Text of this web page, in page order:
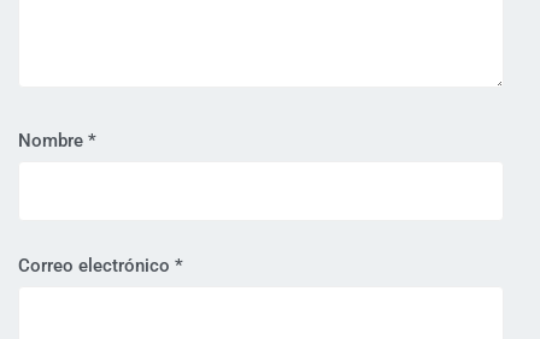
Nombre *
Correo electrónico *